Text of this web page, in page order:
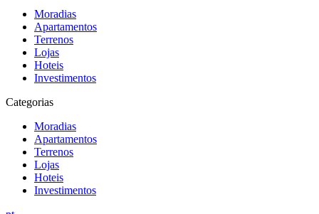
Moradias
Apartamentos
Terrenos
Lojas
Hoteis
Investimentos
Categorias
Moradias
Apartamentos
Terrenos
Lojas
Hoteis
Investimentos